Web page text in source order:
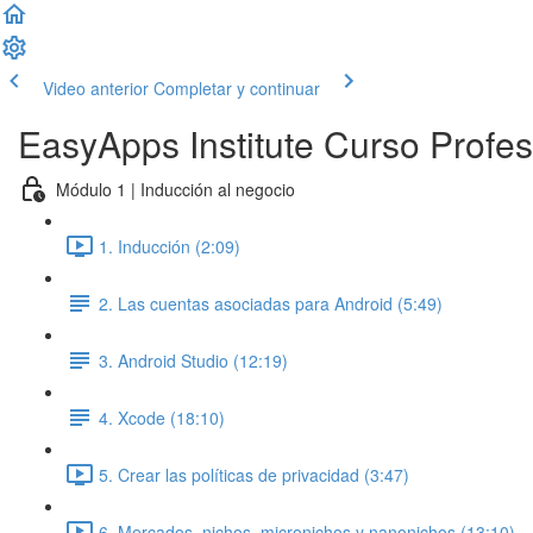
Video anterior Completar y continuar
EasyApps Institute Curso
Módulo 1 | Inducción al negocio
1. Inducción (2:09)
2. Las cuentas asociadas para Android (5:49)
3. Android Studio (12:19)
4. Xcode (18:10)
5. Crear las políticas de privacidad (3:47)